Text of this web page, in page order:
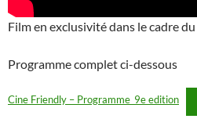
Film en exclusivité dans le cadre
Programme complet ci-dessous
Cine Friendly – Programme_9e edition